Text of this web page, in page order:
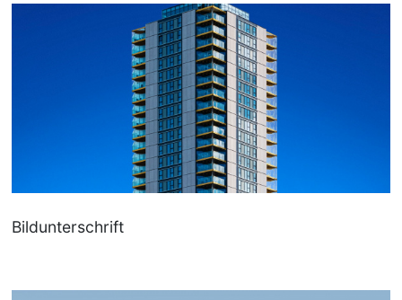
Bildunterschrift